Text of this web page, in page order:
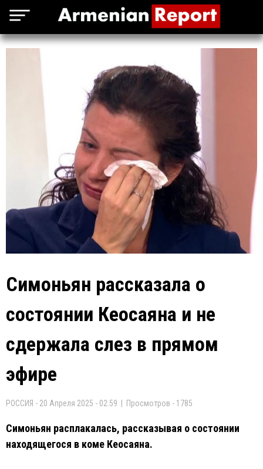
Симоньян рассказала о
состоянии Кеосаяна и не
сдержала слез в прямом
эфире
РОССИЯ - 20 Апреля 2025 - 02:59 | Просмотров - 1785
Симоньян расплакалась, рассказывая о состоянии
находящегося в коме Кеосаяна.